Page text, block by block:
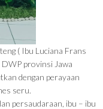
( Ibu Luciana Frans
DWP provinsi Jawa
dengan perayaan
seru.
persaudaraan, ibu – ibu